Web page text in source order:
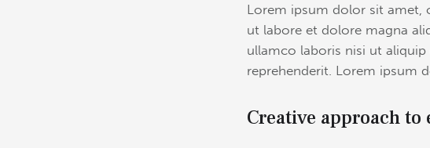
Lorem ipsum dolor sit amet,
ut labore et dolore magna
ullamco laboris nisi ut
reprehenderit. Lorem ipsum
Creative approach to